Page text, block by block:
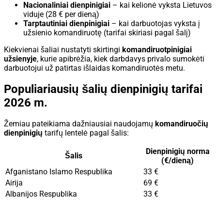
Nacionaliniai dienpinigiai – kai kelionė vyksta Lietuvos
viduje (28 € per dieną)
Tarptautiniai dienpinigiai – kai darbuotojas vyksta į
užsienio komandiruotę (tarifai skiriasi pagal šalį)
Kiekvienai šaliai nustatyti skirtingi komandiruotpinigiai
užsienyje, kurie apibrėžia, kiek darbdavys privalo sumokėti
darbuotojui už patirtas išlaidas komandiruotės metu.
Populiariausių šalių dienpinigių tarifai
2026 m.
Žemiau pateikiama dažniausiai naudojamų komandiruočių
dienpinigių tarifų lentelė pagal šalis:
Šalis
Dienpinigių norma
(€/dieną)
Afganistano Islamo Respublika
33 €
Airija
69 €
Albanijos Respublika
33 €